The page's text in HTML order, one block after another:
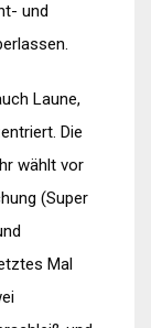
und
Laune,
Die
wählt vor
(Super
Mal